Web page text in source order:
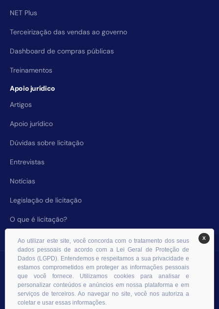
NET Plus
Terceirização das vendas ao governo
Dashboard de compras públicas
Treinamentos
Apoio jurídico
Artigos
Apoio jurídico
Dúvidas sobre licitação
Entrevistas
Notícias
Legislação de licitação
O que é licitação?
© 2026 RHS Licitações. Todos os direitos reservados.
X
Ao utilizar este site, você concorda com o tratamento dos seus
dados pessoais de acordo com a Lei Geral de Proteção de
Dados (LGPD). Entendemos e respeitamos a sua privacidade e
estamos comprometidos em proteger as informações pessoais
que você fornece. Utilizamos cookies para analisar e
personalizar conteúdos e anúncios em nossa plataforma e em
serviços de terceiros. Ao navegar no site, você nos autoriza a
coletar e usar essas informações.